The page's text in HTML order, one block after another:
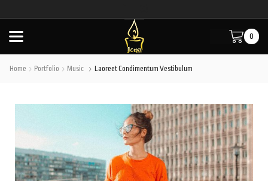
0
Home Portfolio Music Laoreet Condimentum Vestibulum